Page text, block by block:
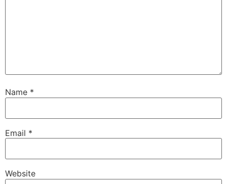
Name *
Email *
Website